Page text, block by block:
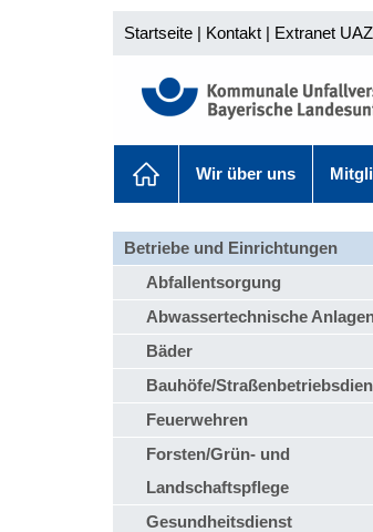
Startseite | Kontakt | Extranet UAZ
Wir über uns
Betriebe und Einrichtungen
Abfallentsorgung
Abwassertechnische
Bäder
Bauhöfe/
Feuerwehren
Forsten/Grün- und
Landschaftspflege
Gesundheitsdienst